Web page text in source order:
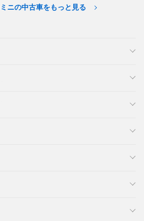
ニの中古車をもっと見る